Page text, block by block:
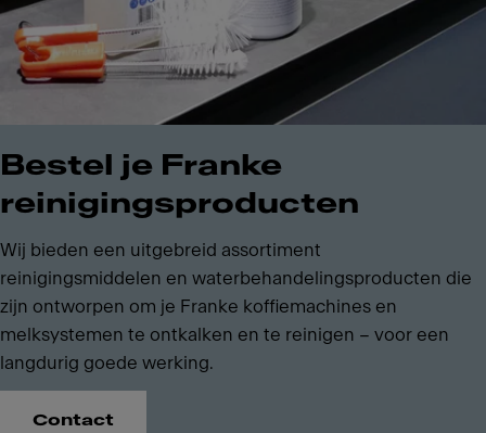
Bestel je Franke
reinigingsproducten
Wij bieden een uitgebreid assortiment
reinigingsmiddelen en waterbehandelingsproducten die
zijn ontworpen om je Franke koffiemachines en
melksystemen te ontkalken en te reinigen – voor een
langdurig goede werking.
Contact